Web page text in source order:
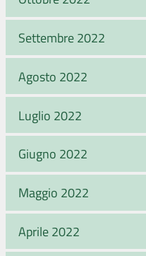
Settembre 2022
Agosto 2022
Luglio 2022
Giugno 2022
Maggio 2022
Aprile 2022